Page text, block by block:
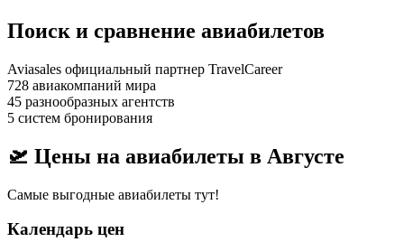
Поиск и сравнение авиабилетов
Aviasales официальный партнер TravelCareer
728 авиакомпаний мира
45 разнообразных агентств
5 систем бронирования
🛫 Цены на авиабилеты в Августе
Самые выгодные авиабилеты тут!
Календарь цен